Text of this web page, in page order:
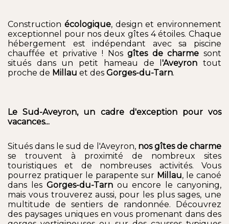
Construction écologique, design et environnement
exceptionnel pour nos deux gîtes 4 étoiles. Chaque
hébergement est indépendant avec sa piscine
chauffée et privative ! Nosgîtes de charme sont
situés dans un petit hameau de l'Aveyron tout
proche de Millau et des Gorges-du-Tarn.
Le Sud-Aveyron, un cadre d'exception pour vos
vacances...
Situés dans le sud de l'Aveyron, nos gîtes de charme
se trouvent à proximité de nombreux sites
touristiques et de nombreuses activités. Vous
pourrez pratiquer le parapente sur Millau, le canoé
dans les Gorges-du-Tarnou encore le canyoning,
mais vous trouverez aussi, pour les plus sages, une
multitude de sentiers de randonnée. Découvrez
des paysages uniques en vous promenant dans des